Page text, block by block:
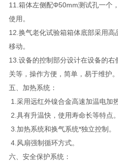
11.箱体左侧配Φ50mm测试孔一个
使用。
12.换气老化试验箱箱体底部采用
移动。
13.设备的控制部分设计在设备的
关等，操作方便，简单，易于维护。
五、加热系统：
1.采用远红外镍合金高速加温电加热
2.具有升温快，使用寿命长等特点。
3.加热系统和换气系统*独立控制。
4.风扇强制循环方式。
六、安全保护系统：